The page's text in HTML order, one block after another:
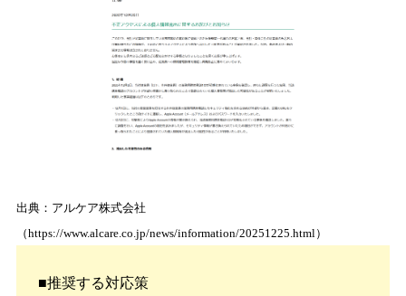
出典：アルケア株式会社
（https://www.alcare.co.jp/news/information/20251225.html）
■推奨する対応策